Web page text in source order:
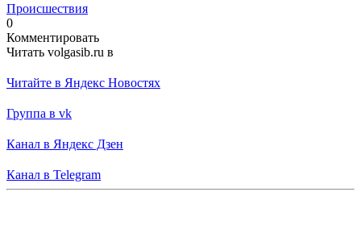
Происшествия
0
Комментировать
Читать volgasib.ru в
Читайте в Яндекс Новостях
Группа в vk
Канал в Яндекс Дзен
Канал в Telegram